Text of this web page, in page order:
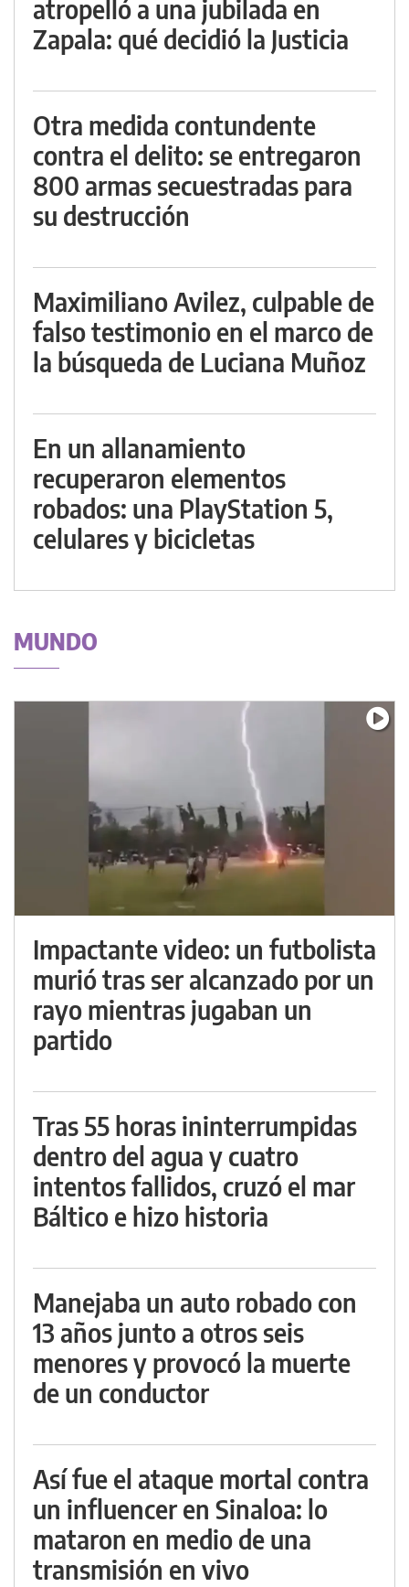
atropelló a una jubilada en
Zapala: qué decidió la Justicia
Otra medida contundente
contra el delito: se entregaron
800 armas secuestradas para
su destrucción
Maximiliano Avilez, culpable de
falso testimonio en el marco de
la búsqueda de Luciana Muñoz
En un allanamiento
recuperaron elementos
robados: una PlayStation 5,
celulares y bicicletas
MUNDO
Impactante video: un futbolista
murió tras ser alcanzado por un
rayo mientras jugaban un
partido
Tras 55 horas ininterrumpidas
dentro del agua y cuatro
intentos fallidos, cruzó el mar
Báltico e hizo historia
Manejaba un auto robado con
13 años junto a otros seis
menores y provocó la muerte
de un conductor
Así fue el ataque mortal contra
un influencer en Sinaloa: lo
mataron en medio de una
transmisión en vivo